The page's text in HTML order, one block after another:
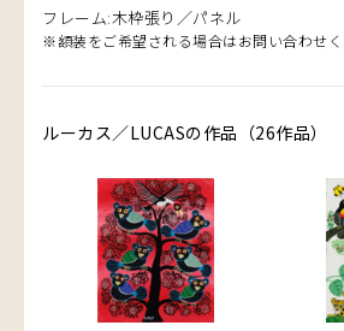
フレーム:木枠張り／パネル
※額装をご希望される場合はお問い合わせく
ルーカス／LUCASの作品（26作品）